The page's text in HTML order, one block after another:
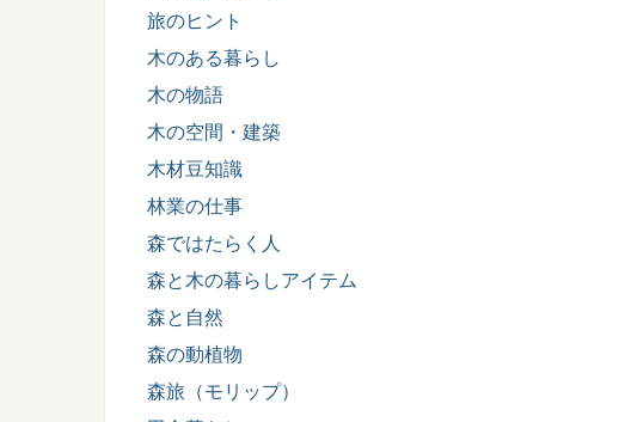
旅のヒント
木のある暮らし
木の物語
木の空間・建築
木材豆知識
林業の仕事
森ではたらく人
森と木の暮らしアイテム
森と自然
森の動植物
森旅（モリップ）